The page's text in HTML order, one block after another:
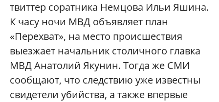
твиттер соратника Немцова Ильи Яшина.
К часу ночи МВД объявляет план
«Перехват», на место происшествия
выезжает начальник столичного главка
МВД Анатолий Якунин. Тогда же СМИ
сообщают, что следствию уже известны
свидетели убийства, а также впервые